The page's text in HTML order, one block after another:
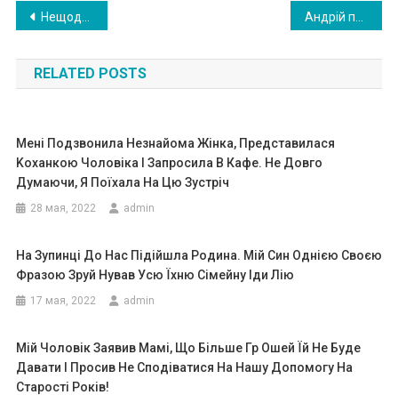
Навигация
по
записям
Нещодавно Каті повідомили, що захворіла її мама і їй негайно потрібно дороге лікування в столиці. Катя відразу зателефонувала сестрам. Те, що почула, ш0кувало її
RELATED POSTS
Мені Подзвонила Незнайома Жінка, Представилася
Kоханкою Чоловіка І Запросила В Кафе. Не Довго
Думаючи, Я Поїхала На Цю Зустріч
28 мая, 2022 admin
На Зупинці До Нас Підійшла Родина. Мій Син Однією Своєю
Фразою Зруй Нував Усю Їхню Сімейну Іди Лію
17 мая, 2022 admin
Мій Чоловік Заявив Мамі, Що Більше Гр Ошей Їй Не Буде
Давати І Просив Не Сподіватися На Нашу Допомогу На
Старості Років!